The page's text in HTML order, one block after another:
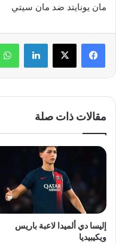
مان يونايتد ضد مان سيتي
لينكدإن
مقالات ذات صلة
إليسا دي ألميدا لاعبة باريس
ويكيبيديا